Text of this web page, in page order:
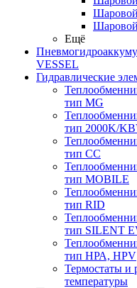
Ещё
VESSEL
Гидравлические
тип MG
тип 2000K/
тип CC
тип MOBILE
тип RID
тип SILENT
тип НРА, HPV
Термостаты и
температуры